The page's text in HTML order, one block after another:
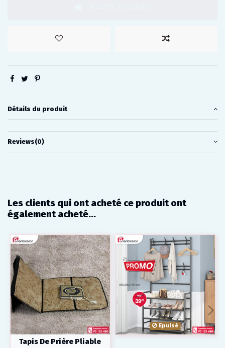
Détails du produit
Reviews(0)
Les clients qui ont acheté ce produit ont
également acheté...
Tapis De Prière Pliable
Epuisé